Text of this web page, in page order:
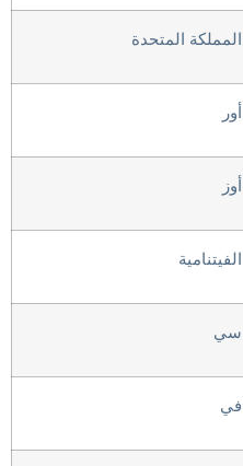
المملكة المتحدة
أور
أوز
الفيتنامية
سي
في